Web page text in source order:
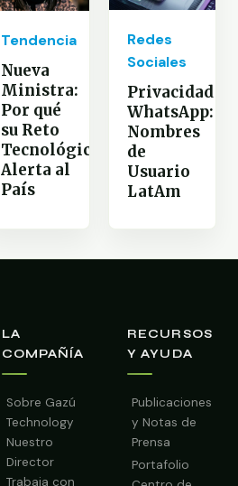
Tendencia
Nueva
Ministra:
Por qué
su Reto
Tecnológico
Alerta al
País
Redes
Sociales
Privacidad
WhatsApp:
Nombres
de
Usuario
LatAm
LA
COMPAÑÍA
Sobre Gazú
Technology
Nuestro
Director
Trabaja con
RECURSOS
Y AYUDA
Publicaciones
y Notas de
Prensa
Portafolio